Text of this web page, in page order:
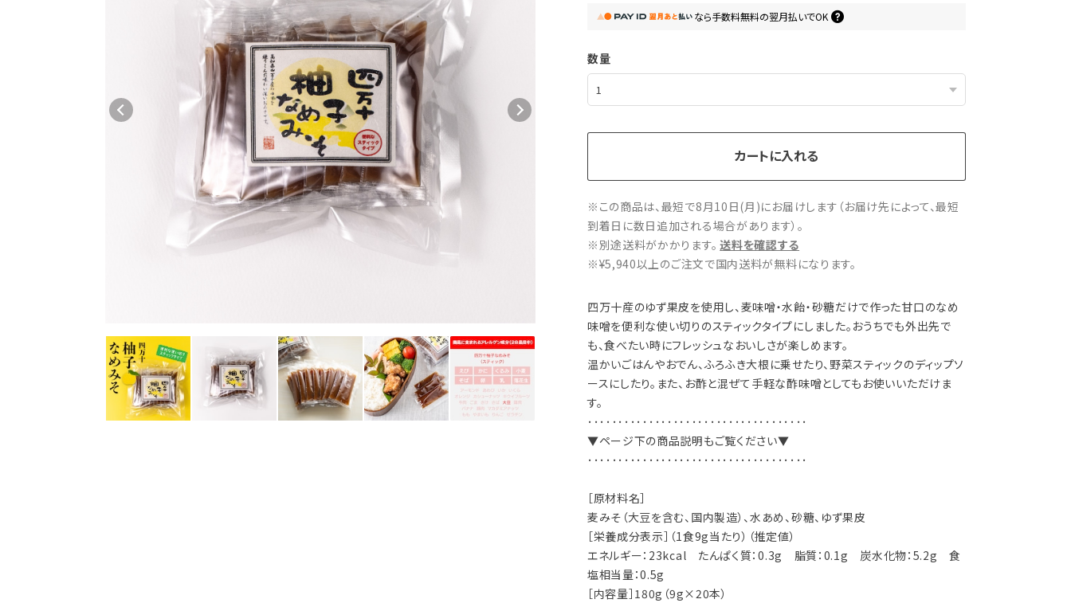
なら手数料無料の翌月払いでOK
数量
カートに入れる
※この商品は、最短で8月10日(月)にお届けします（お届け先によって、最短
到着日に数日追加される場合があります）。
※別途送料がかかります。 送料を確認する
※¥5,940以上のご注文で国内送料が無料になります。
四万十産のゆず果皮を使用し、麦味噌・水飴・砂糖だけで作った甘口のなめ
味噌を便利な使い切りのスティックタイプにしました。おうちでも外出先で
も、食べたい時にフレッシュなおいしさが楽しめます。
温かいごはんやおでん、ふろふき大根に乗せたり、野菜スティックのディップソ
ースにしたり。また、お酢と混ぜて手軽な酢味噌としてもお使いいただけま
す。
････････････････････････････････････
▼ページ下の商品説明もご覧ください▼
････････････････････････････････････
［原材料名］
麦みそ（大豆を含む、国内製造）、水あめ、砂糖、ゆず果皮
［栄養成分表示］（1食9g当たり）（推定値）
エネルギー：23kcal たんぱく質：0.3g 脂質：0.1g 炭水化物：5.2g 食
塩相当量：0.5g
［内容量］180g（9g×20本）